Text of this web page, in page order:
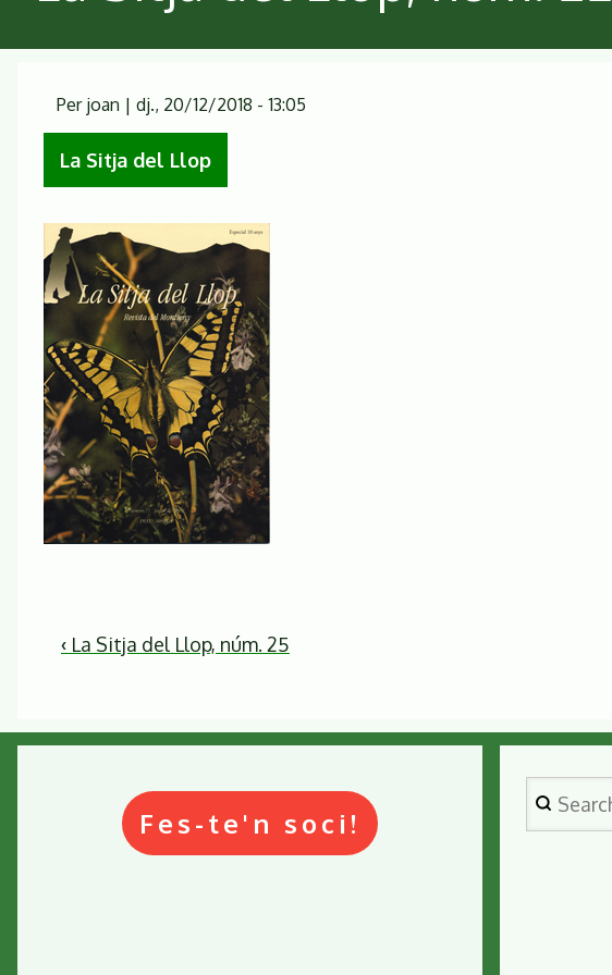
Perjoan | dj., 20/12/2018 - 13:05
La Sitja del Llop
Enllaços
relacionats
La
del
Llop,
núm.
‹ La Sitja del Llop, núm. 25
Fes-te'n soci!
Search